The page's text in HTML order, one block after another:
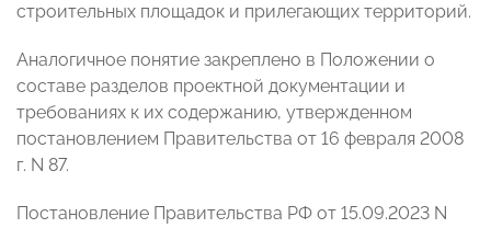
строительных площадок и прилегающих территорий.
Аналогичное понятие закреплено в Положении о
составе разделов проектной документации и
требованиях к их содержанию, утвержденном
постановлением Правительства от 16 февраля 2008
г. N 87.
Постановление Правительства РФ от 15.09.2023 N